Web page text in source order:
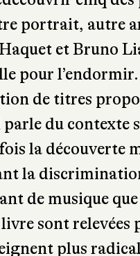
le charme «
plonge au cœur
en tout
est contée. À
cinq
portrait, autre
et Bruno
pour
de titres
parle du